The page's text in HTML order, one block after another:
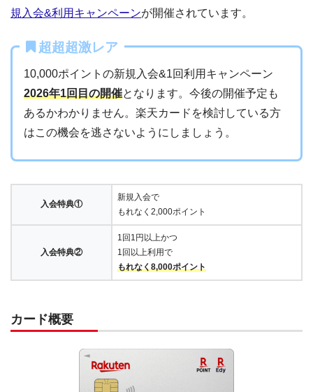
規入会&利用キャンペーンが開催されています。
超超超激レア
10,000ポイントの新規入会&1回利用キャンペーン
2026年1回目の開催となります。今後の開催予定も
あるかわかりません。楽天カードを検討している方
はこの機会を逃さないようにしましょう。
入会特典①
新規入会で
もれなく2,000ポイント
入会特典②
1回1円以上かつ
1回以上利用で
もれなく8,000ポイント
カード概要